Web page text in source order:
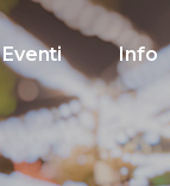
Eventi Info